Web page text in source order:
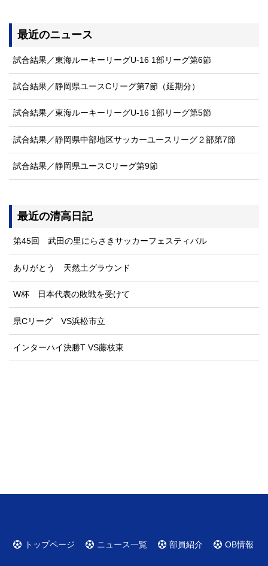
最近のニュース
試合結果／東海ルーキーリーグU-16 1部リーグ第6節
試合結果／静岡県ユースCリーグ第7節（延期分）
試合結果／東海ルーキーリーグU-16 1部リーグ第5節
試合結果／静岡県中部地区サッカーユースリーグ２部第7節
試合結果／静岡県ユースCリーグ第9節
最近の清高日記
第45回 武田の里にらさきサッカーフェスティバル
ありがとう 天然土グラウンド
W杯 日本代表の敗戦を受けて
県Cリーグ VS浜松市立
インターハイ決勝T VS藤枝東
トップページ ニュース一覧 部員紹介 OB情報